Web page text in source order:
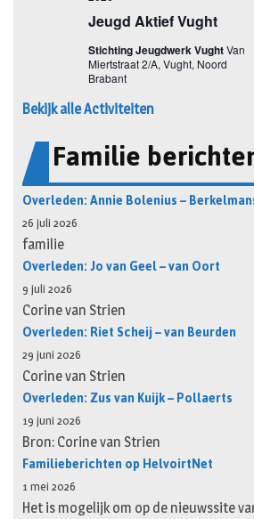
Bekijk alle Activiteiten
Familie
Overleden: Annie Bolenius –
26 juli 2026
familie
Overleden: Jo van Geel – van Oort
9 juli 2026
Corine van Strien
Overleden: Riet Scheij – van Beurden
29 juni 2026
Corine van Strien
Overleden: Zus van Kuijk – Pollaerts
19 juni 2026
Bron: Corine van Strien
Familieberichten op HelvoirtNet
1 mei 2026
Het is mogelijk om op de nieuwssite